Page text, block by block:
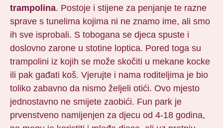
trampolina. Postoje i stijene za penjanje te razne
sprave s tunelima kojima ni ne znamo ime, ali smo
ih sve isprobali. S tobogana se djeca spuste i
doslovno zarone u stotine loptica. Pored toga su
trampolini iz kojih se može skočiti u mekane kocke
ili pak gađati koš. Vjerujte i nama roditeljima je bio
toliko zabavno da nismo željeli otići. Ovo mjesto
jednostavno ne smijete zaobići. Fun park je
prvenstveno namijenjen za djecu od 4-18 godina,